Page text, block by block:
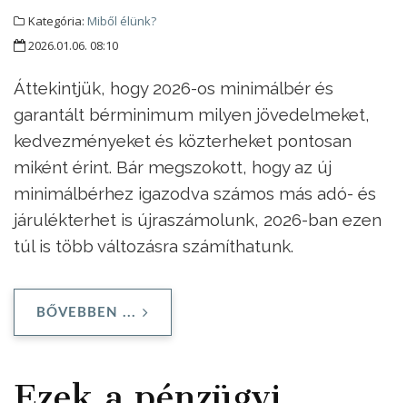
Kategória: Miből élünk?
2026.01.06. 08:10
Áttekintjük, hogy 2026-os minimálbér és
garantált bérminimum milyen jövedelmeket,
kedvezményeket és közterheket pontosan
miként érint. Bár megszokott, hogy az új
minimálbérhez igazodva számos más adó- és
járulékterhet is újraszámolunk, 2026-ban ezen
túl is több változásra számíthatunk.
BŐVEBBEN ...